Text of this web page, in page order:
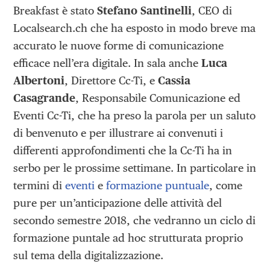
Breakfast è statoStefano Santinelli, CEO di
Localsearch.ch che ha esposto in modo breve ma
accurato le nuove forme di comunicazione
efficace nell’era digitale. In sala ancheLuca
Albertoni, Direttore Cc-Ti, eCassia
Casagrande, Responsabile Comunicazione ed
Eventi Cc-Ti, che ha preso la parola per un saluto
di benvenuto e per illustrare ai convenuti i
differenti approfondimenti che la Cc-Ti ha in
serbo per le prossime settimane. In particolare in
termini dieventi eformazione puntuale, come
pure per un’anticipazione delle attività del
secondo semestre 2018, che vedranno un ciclo di
formazione puntale ad hoc strutturata proprio
sul tema della digitalizzazione.